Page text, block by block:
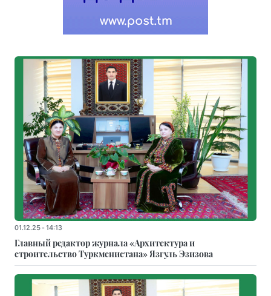
01.12.25 - 14:13
Главный редактор журнала «Архитектура и
строительство Туркменистана» Язгуль Эзизова